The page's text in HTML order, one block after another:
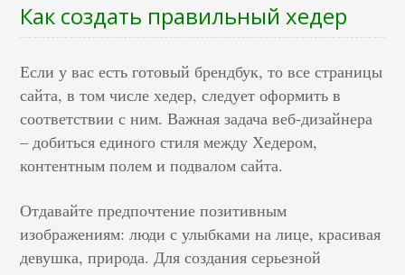
Как создать правильный хедер
Если у вас есть готовый брендбук, то все страницы
сайта, в том числе хедер, следует оформить в
соответствии с ним. Важная задача веб-дизайнера
– добиться единого стиля между Хедером,
контентным полем и подвалом сайта.
Отдавайте предпочтение позитивным
изображениям: люди с улыбками на лице, красивая
девушка, природа. Для создания серьезной